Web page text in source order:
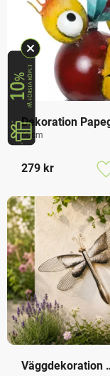
Dekoration
60cm
279 kr
Väggdekoration